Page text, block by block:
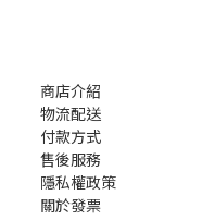
商店介紹
物流配送
付款方式
售後服務
隱私權政策
關於發票